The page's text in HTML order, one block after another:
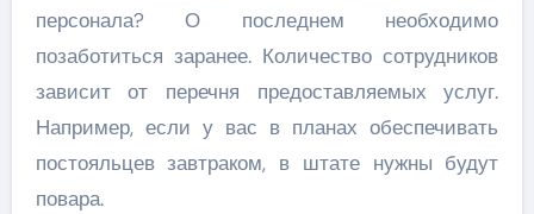
персонала? О последнем необходимо
позаботиться заранее. Количество сотрудников
зависит от перечня предоставляемых услуг.
Например, если у вас в планах обеспечивать
постояльцев завтраком, в штате нужны будут
повара.